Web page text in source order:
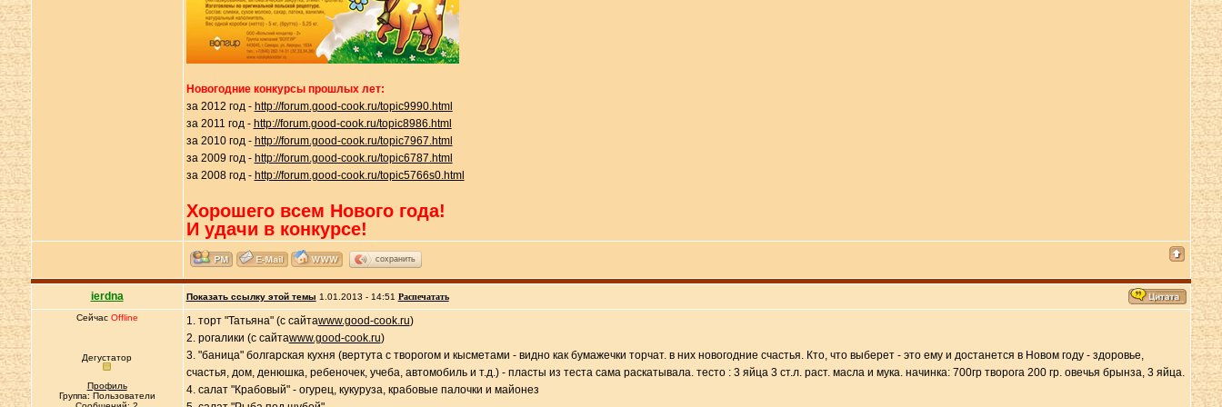
Новогодние конкурсы прошлых лет:
за 2012 год - http://forum.good-cook.ru/topic9990.html
за 2011 год - http://forum.good-cook.ru/topic8986.html
за 2010 год - http://forum.good-cook.ru/topic7967.html
за 2009 год - http://forum.good-cook.ru/topic6787.html
за 2008 год - http://forum.good-cook.ru/topic5766s0.html
Хорошего всем Нового года!
И удачи в конкурсе!
сохранить
ierdna Показать ссылку этой темы 1.01.2013 - 14:51 Распечатать
Сейчас Offline
Дегустатор
Профиль
Группа: Пользователи
1. торт "Татьяна" (с сайтаwww.good-cook.ru)
2. рогалики (с сайтаwww.good-cook.ru)
3. "баница" болгарская кухня (вертута с творогом и кысметами - видно как бумажечки торчат. в них новогодние счастья. Кто, что выберет - это ему и достанется в Новом году - здоровье,
счастья, дом, денюшка, ребеночек, учеба, автомобиль и т.д.) - пласты из теста сама раскатывала. тесто : 3 яйца 3 ст.л. раст. масла и мука. начинка: 700гр творога 200 гр. овечья брынза, 3 яйца.
4. салат "Крабовый" - огурец, кукуруза, крабовые палочки и майонез